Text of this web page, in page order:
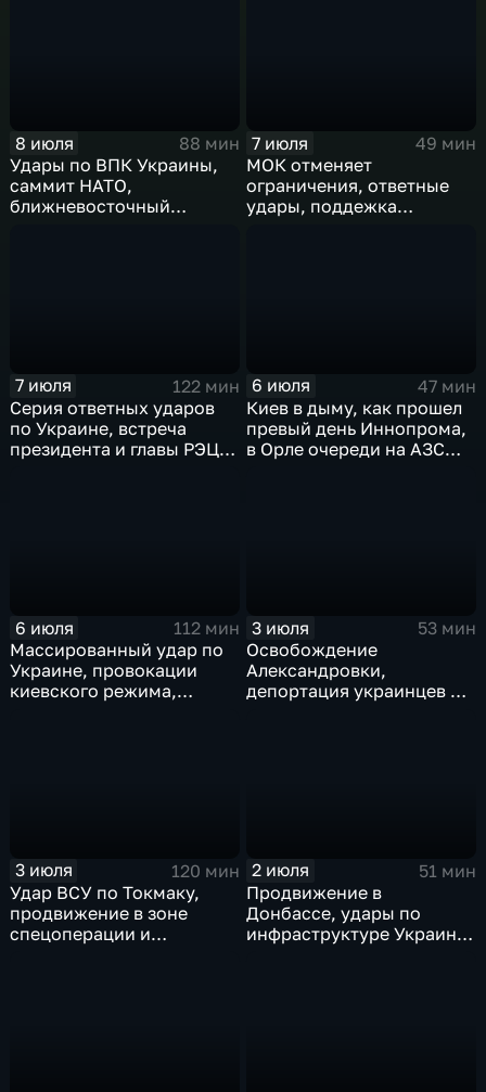
8 июля
88 мин
Удары по ВПК Украины,
саммит НАТО,
ближневосточный
7 июля
49 мин
МОК отменяет
ограничения, ответные
удары, поддежка
7 июля
122 мин
Серия ответных ударов
по Украине, встреча
президента и главы РЭЦ,
6 июля
47 мин
Киев в дыму, как прошел
превый день Иннопрома,
в Орле очереди на АЗС
6 июля
112 мин
Массированный удар по
Украине, провокации
киевского режима,
3 июля
53 мин
Освобождение
Александровки,
депортация украинцев из
3 июля
120 мин
Удар ВСУ по Токмаку,
продвижение в зоне
спецоперации и
2 июля
51 мин
Продвижение в
Донбассе, удары по
инфраструктуре Украины,